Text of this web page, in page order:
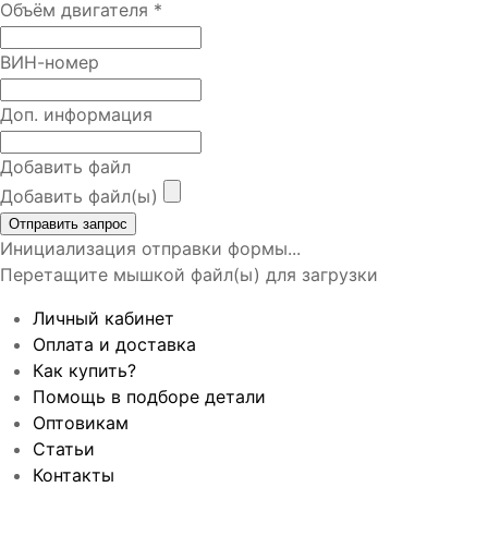
Объём двигателя *
ВИН-номер
Доп. информация
Добавить файл
Добавить файл(ы)
Отправить запрос
Инициализация отправки формы...
Перетащите мышкой файл(ы) для загрузки
Личный кабинет
Оплата и доставка
Как купить?
Помощь в подборе детали
Оптовикам
Статьи
Контакты